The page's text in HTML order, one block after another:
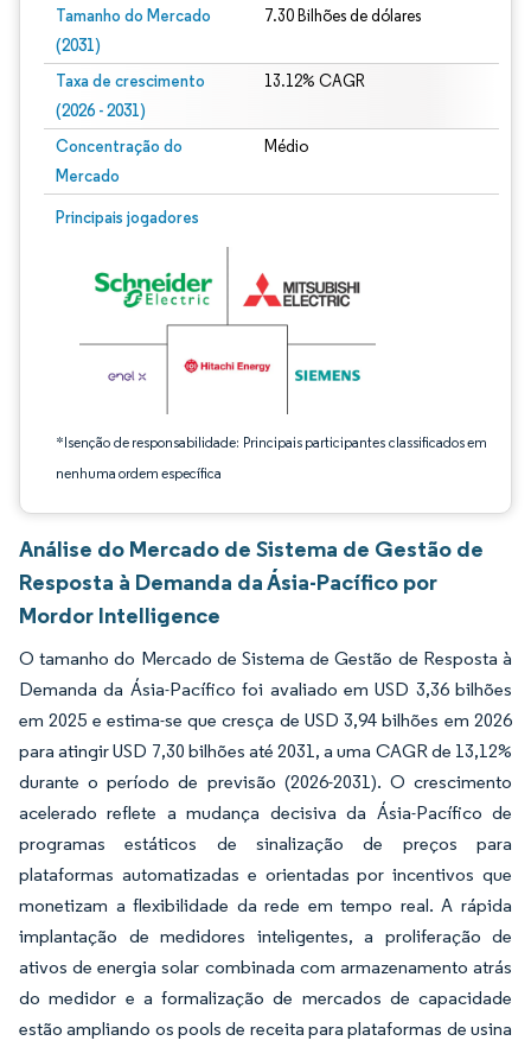
Tamanho do Mercado
(2031)
7.30 Bilhões de dólares
Taxa de crescimento
(2026 - 2031)
13.12% CAGR
Concentração do
Mercado
Médio
Principais jogadores
*Isenção de responsabilidade: Principais participantes classificados em
nenhuma ordem específica
Imagem © Mordor Intelligence. O reuso requer atribuição conforme CC BY 4.0.
Análise do Mercado de Sistema de Gestão de
Resposta à Demanda da Ásia-Pacífico por
Mordor Intelligence
O tamanho do Mercado de Sistema de Gestão de Resposta à
Demanda da Ásia-Pacífico foi avaliado em USD 3,36 bilhões
em 2025 e estima-se que cresça de USD 3,94 bilhões em 2026
para atingir USD 7,30 bilhões até 2031, a uma CAGR de 13,12%
durante o período de previsão (2026-2031). O crescimento
acelerado reflete a mudança decisiva da Ásia-Pacífico de
programas estáticos de sinalização de preços para
plataformas automatizadas e orientadas por incentivos que
monetizam a flexibilidade da rede em tempo real. A rápida
implantação de medidores inteligentes, a proliferação de
ativos de energia solar combinada com armazenamento atrás
do medidor e a formalização de mercados de capacidade
estão ampliando os pools de receita para plataformas de usina